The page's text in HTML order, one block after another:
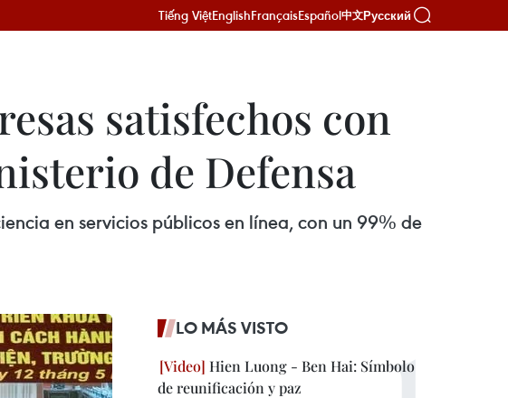
Tiếng ViệtEnglishFrançaisEspañol中文Русский
satisfechos con
de Defensa
en servicios públicos en línea, con un 99% de
LO MÁS VISTO
Hien Luong - Ben Hai: Símbolo
de reunificación y paz